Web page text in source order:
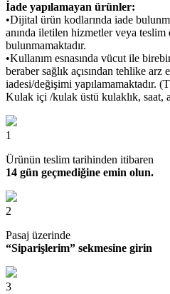
İade yapılamayan ürünler:
•Dijital ürün kodlarında iade
anında iletilen hizmetler veya
bulunmamaktadır.
•Kullanım esnasında vücut ile
beraber sağlık açısından tehlike
iadesi/değişimi yapılamamaktadır.
Kulak içi /kulak üstü kulaklık, saat,
1
Ürünün teslim tarihinden itibaren
14 gün geçmediğine emin olun.
2
Pasaj üzerinde
“Siparişlerim” sekmesine girin
3